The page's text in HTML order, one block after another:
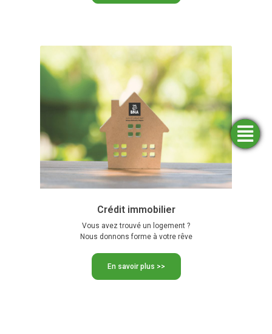
Crédit immobilier
Vous avez trouvé un logement ?
Nous donnons forme à votre rêve
En savoir plus >>
Trouver
une
agence
Demander
un
financement
Simulateurs
Ouvrir
un
compte